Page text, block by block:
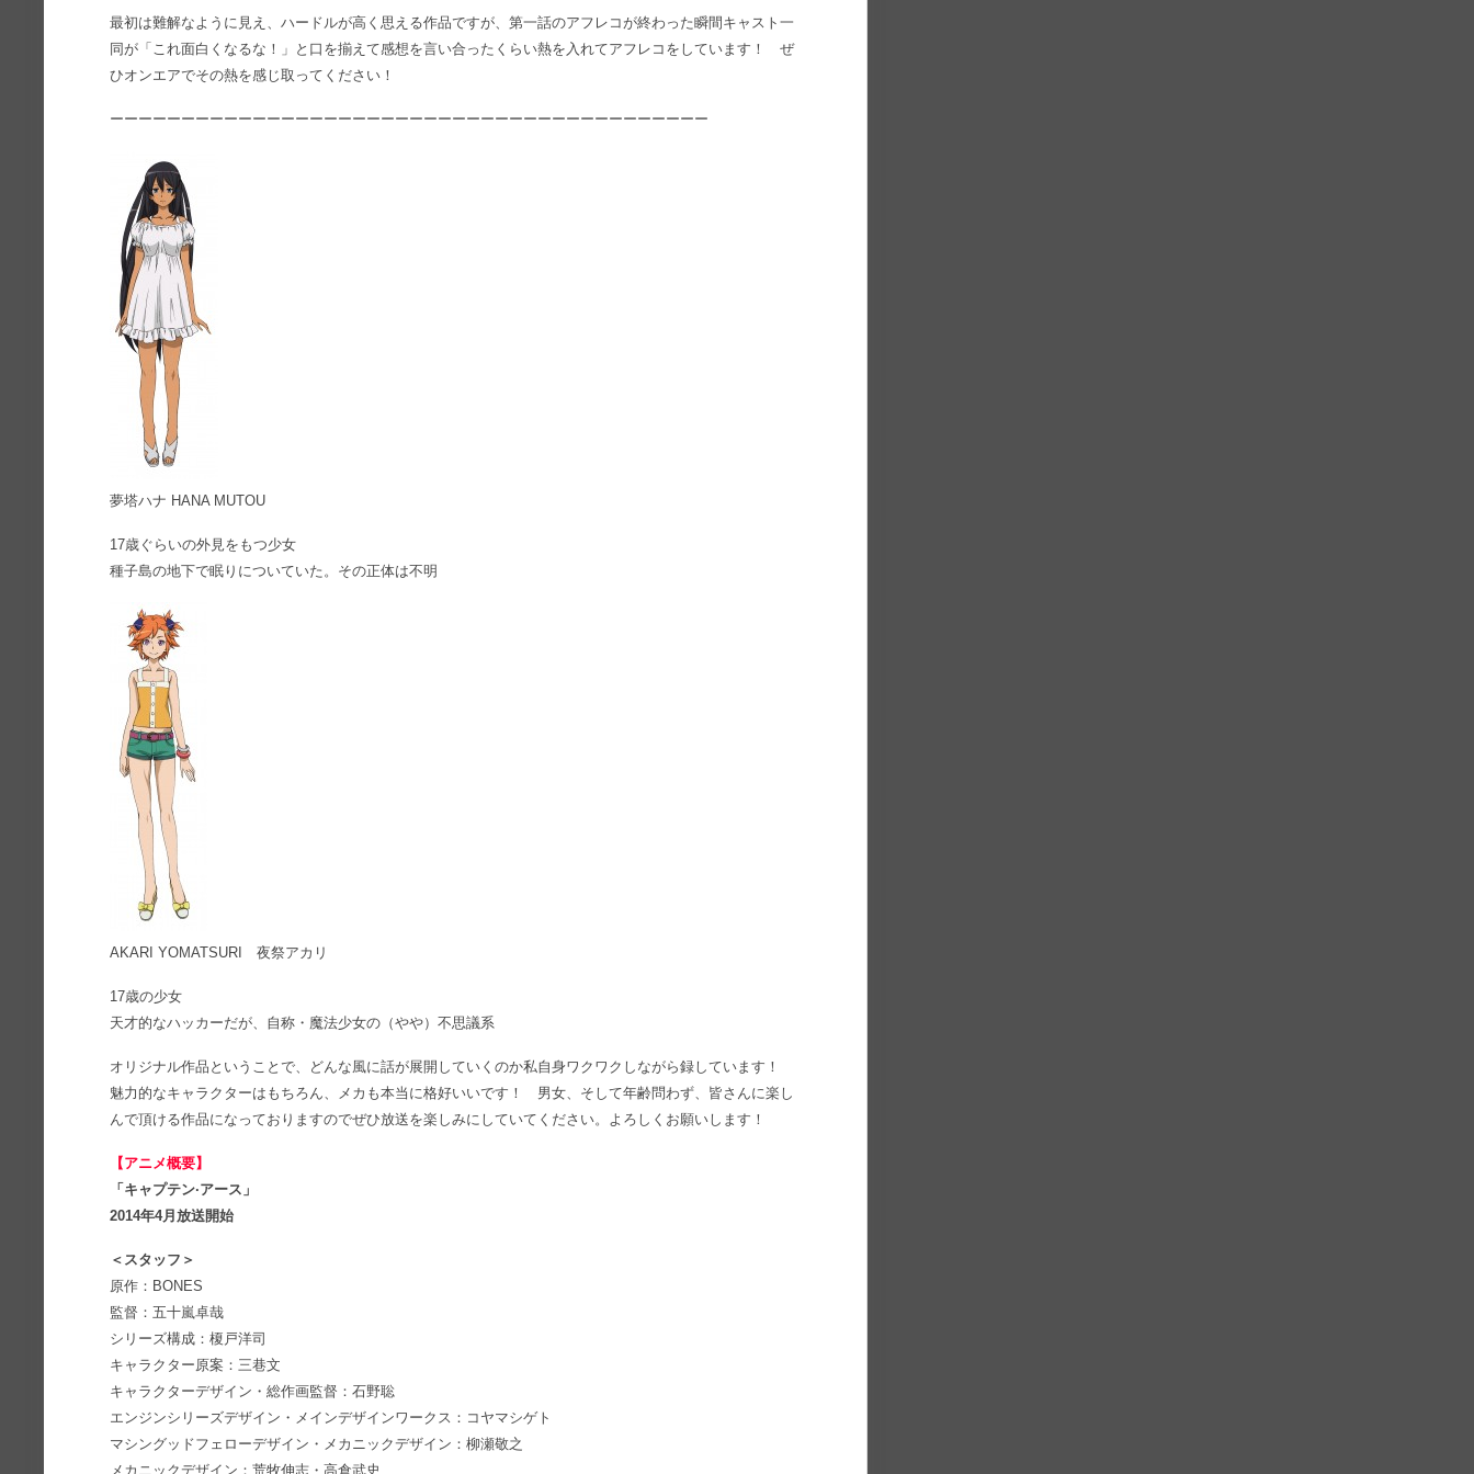
最初は難解なように見え、ハードルが高く思える作品ですが、第一話のアフレコが終わった瞬間キャスト一
同が「これ面白くなるな！」と口を揃えて感想を言い合ったくらい熱を入れてアフレコをしています！ ぜ
ひオンエアでその熱を感じ取ってください！
ーーーーーーーーーーーーーーーーーーーーーーーーーーーーーーーーーーーーーーーーーー
夢塔ハナ HANA MUTOU
17歳ぐらいの外見をもつ少女
種子島の地下で眠りについていた。その正体は不明
AKARI YOMATSURI 夜祭アカリ
17歳の少女
天才的なハッカーだが、自称・魔法少女の（やや）不思議系
オリジナル作品ということで、どんな風に話が展開していくのか私自身ワクワクしながら録しています！
魅力的なキャラクターはもちろん、メカも本当に格好いいです！ 男女、そして年齢問わず、皆さんに楽し
んで頂ける作品になっておりますのでぜひ放送を楽しみにしていてください。よろしくお願いします！
【アニメ概要】
「キャプテン·アース」
2014年4月放送開始
＜スタッフ＞
原作：BONES
監督：五十嵐卓哉
シリーズ構成：榎戸洋司
キャラクター原案：三巷文
キャラクターデザイン・総作画監督：石野聡
エンジンシリーズデザイン・メインデザインワークス：コヤマシゲト
マシングッドフェローデザイン・メカニックデザイン：柳瀬敬之
メカニックデザイン：荒牧伸志・高倉武史